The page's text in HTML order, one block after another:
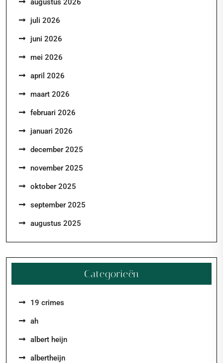
augustus 2026
juli 2026
juni 2026
mei 2026
april 2026
maart 2026
februari 2026
januari 2026
december 2025
november 2025
oktober 2025
september 2025
augustus 2025
Categorieën
19 crimes
ah
albert heijn
albertheijn